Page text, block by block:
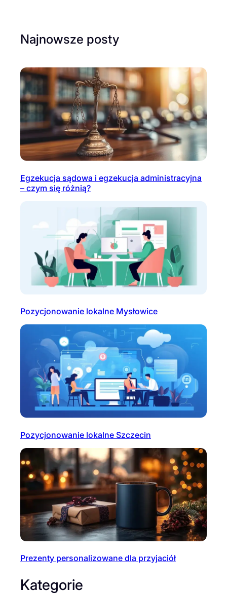
Najnowsze posty
Egzekucja sądowa i egzekucja administracyjna
– czym się różnią?
Pozycjonowanie lokalne Mysłowice
Pozycjonowanie lokalne Szczecin
Prezenty personalizowane dla przyjaciół
Kategorie